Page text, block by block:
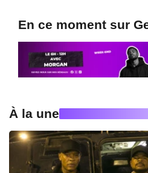
En ce moment sur
À la une